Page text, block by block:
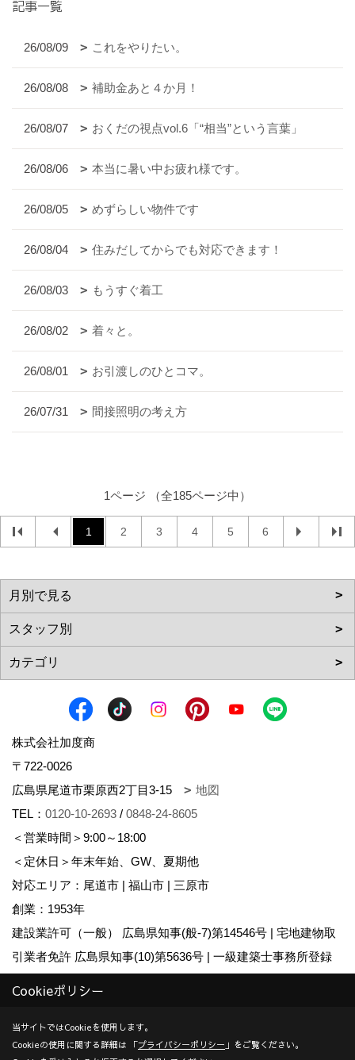
記事一覧
26/08/09 これをやりたい。
26/08/08 補助金あと４か月！
26/08/07 おくだの視点vol.6「“相当”という言葉」
26/08/06 本当に暑い中お疲れ様です。
26/08/05 めずらしい物件です
26/08/04 住みだしてからでも対応できます！
26/08/03 もうすぐ着工
26/08/02 着々と。
26/08/01 お引渡しのひとコマ。
26/07/31 間接照明の考え方
1ページ （全185ページ中）
1 2 3 4 5 6
株式会社加度商
〒722-0026
広島県尾道市栗原西2丁目3-15
地図
TEL： 0120-10-2693 / 0848-24-8605
＜営業時間＞9:00～18:00
＜定休日＞年末年始、GW、夏期他
対応エリア：尾道市 | 福山市 | 三原市
創業：1953年
建設業許可（一般） 広島県知事(般-7)第14546号 | 宅地建物取
引業者免許 広島県知事(10)第5636号 | 一級建築士事務所登録
Copyright (c) KADOSHO. All Rights Reserved.
Produced byゴデスクリエイト
Cookieポリシー
当サイトではCookieを使用します。
Cookieの使用に関する詳細は 「プライバシーポリシー 」をご覧ください。